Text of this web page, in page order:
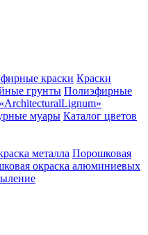
краски Краски
грунты Полиэфирные
муары Каталог цветов
металла Порошковая
окраска алюминиевых